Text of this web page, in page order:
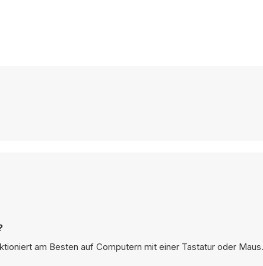
am Besten auf Computern mit einer Tastatur oder Maus.